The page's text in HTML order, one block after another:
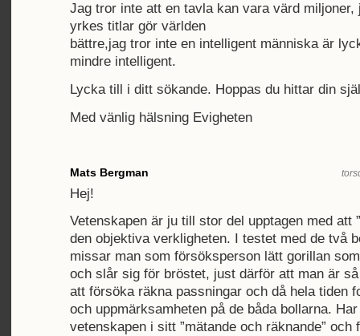
Jag tror inte att en tavla kan vara värd miljoner,
yrkes titlar gör världen
bättre,jag tror inte en intelligent människa är
mindre intelligent.
Lycka till i ditt sökande. Hoppas du hittar din
Med vänlig hälsning Evigheten
Mats Bergman
Hej!
Vetenskapen är ju till stor del upptagen med att
den objektiva verkligheten. I testet med de två
missar man som försöksperson lätt gorillan
och slår sig för bröstet, just därför att man är så
att försöka räkna passningar och då hela tiden
och uppmärksamheten på de båda bollarna.
vetenskapen i sitt ”mätande och räknande” och